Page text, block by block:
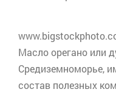
Маслоорегано или
Средиземноморье,
состав полезных